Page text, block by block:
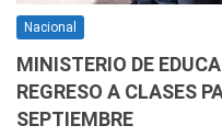
Nacional
MINISTERIO DE
REGRESO A CLASES
SEPTIEMBRE